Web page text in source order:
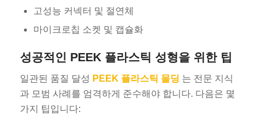
고성능 커넥터 및 절연체
마이크로칩 소켓 및 캡슐화
성공적인 PEEK 플라스틱 성형을 위한 팁
일관된 품질 달성 PEEK 플라스틱 몰딩 는 전문 지식
과 모범 사례를 엄격하게 준수해야 합니다. 다음은 몇
가지 팁입니다: